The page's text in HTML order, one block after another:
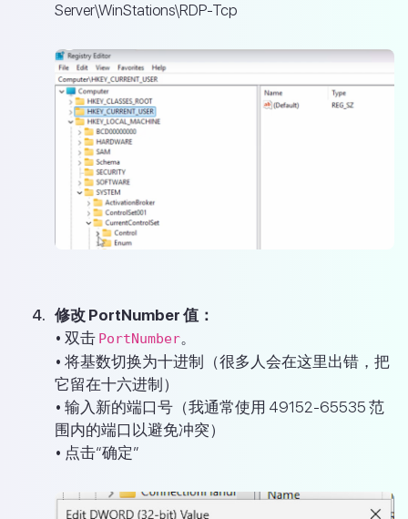
Server\WinStations\RDP-Tcp
修改 PortNumber 值：
• 双击 PortNumber。
• 将基数切换为十进制（很多人会在这里出错，把
它留在十六进制）
• 输入新的端口号（我通常使用 49152-65535 范
围内的端口以避免冲突）
• 点击“确定”